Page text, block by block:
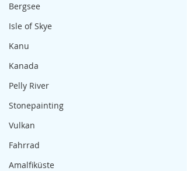
Bergsee
Isle of Skye
Kanu
Kanada
Pelly River
Stonepainting
Vulkan
Fahrrad
Amalfiküste